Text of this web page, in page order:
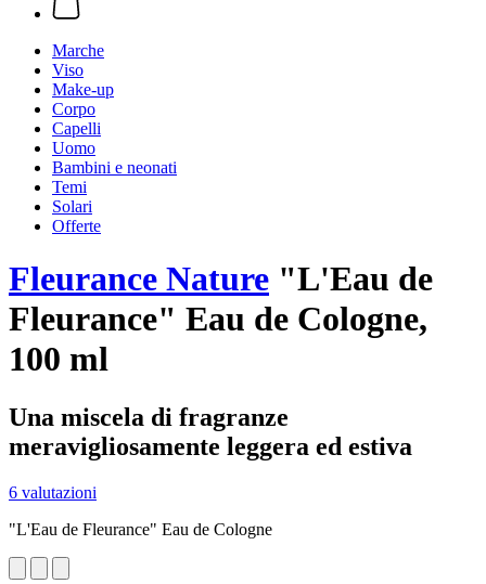
Marche
Viso
Make-up
Corpo
Capelli
Uomo
Bambini e neonati
Temi
Solari
Offerte
Fleurance Nature "L'Eau de
Fleurance" Eau de Cologne,
100 ml
Una miscela di fragranze
meravigliosamente leggera ed estiva
6 valutazioni
"L'Eau de Fleurance" Eau de Cologne